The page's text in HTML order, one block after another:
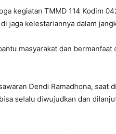
kegiatan TMMD 114 Kodim
jaga kelestariannya dalam
masyarakat dan bermanfaat
Dendi Ramadhona, saat
selalu diwujudkan dan